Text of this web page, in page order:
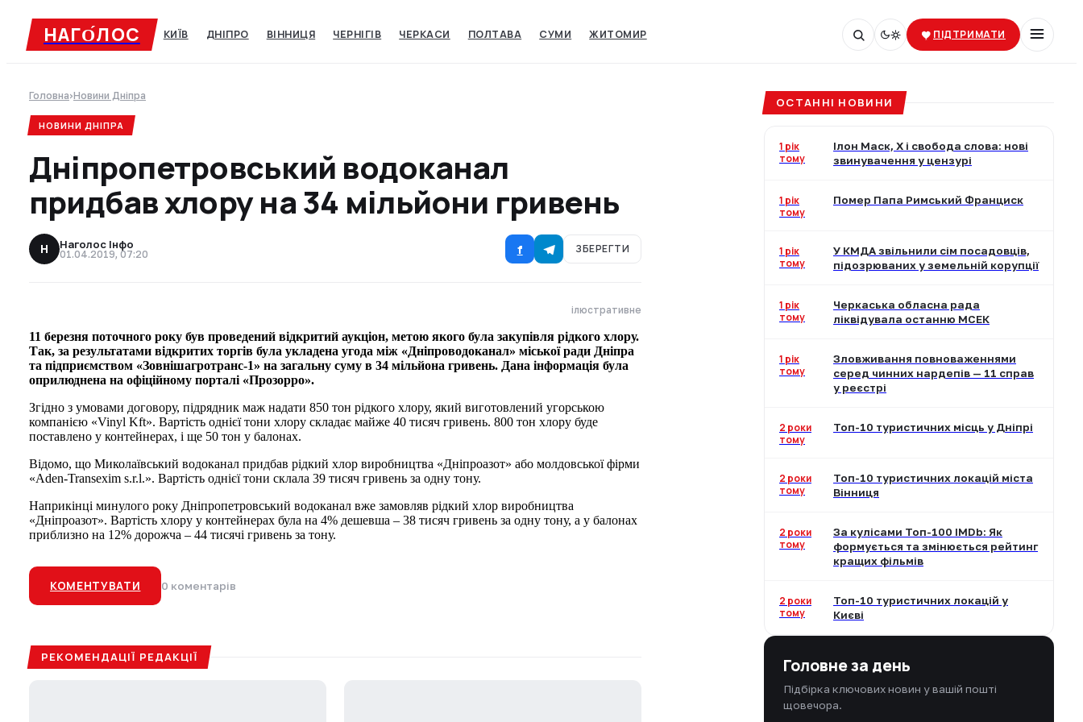
НАГО́ЛОC КИЇВ ДНІПРО ВІННИЦЯ ЧЕРНІГІВ ЧЕРКАСИ ПОЛТАВА СУМИ ЖИТОМИР ПІДТРИМАТИ
Головна›Новини Дніпра
НОВИНИ ДНІПРА
Дніпропетровський водоканал
придбав хлору на 34 мільйони гривень
Н Наголос Інфо
01.04.2019, 07:20 f ЗБЕРЕГТИ
ілюстративне
11 березня поточного року був проведений відкритий аукціон, метою якого була закупівля рідкого хлору.
Так, за результатами відкритих торгів була укладена угода між «Дніпроводоканал» міської ради Дніпра
та підприємством «Зовнішагротранс-1» на загальну суму в 34 мільйона гривень. Дана інформація була
оприлюднена на офіційному порталі «Прозорро».
Згідно з умовами договору, підрядник маж надати 850 тон рідкого хлору, який виготовлений угорською
компанією «Vinyl Kft». Вартість однієї тони хлору складає майже 40 тисяч гривень. 800 тон хлору буде
поставлено у контейнерах, і ще 50 тон у балонах.
Відомо, що Миколаївський водоканал придбав рідкий хлор виробництва «Дніпроазот» або молдовської фірми
«Aden-Transexim s.r.l.». Вартість однієї тони склала 39 тисяч гривень за одну тону.
Наприкінці минулого року Дніпропетровський водоканал вже замовляв рідкий хлор виробництва
«Дніпроазот». Вартість хлору у контейнерах була на 4% дешевша – 38 тисяч гривень за одну тону, а у балонах
приблизно на 12% дорожча – 44 тисячі гривень за тону.
КОМЕНТУВАТИ 0 коментарів
РЕКОМЕНДАЦІЇ РЕДАКЦІЇ
ОСТАННІ НОВИНИ
1 рік
тому
Ілон Маск, X і свобода слова: нові
звинувачення у цензурі
1 рік
тому
Помер Папа Римський Франциск
1 рік
тому
У КМДА звільнили сім посадовців,
підозрюваних у земельній корупції
1 рік
тому
Черкаська обласна рада
ліквідувала останню МСЕК
1 рік
тому
Зловживання повноваженнями
серед чинних нардепів — 11 справ
у реєстрі
2 роки
тому
Топ-10 туристичних місць у Дніпрі
2 роки
тому
Топ-10 туристичних локацій міста
Вінниця
2 роки
тому
За кулісами Топ-100 IMDb: Як
формується та змінюється рейтинг
кращих фільмів
2 роки
тому
Топ-10 туристичних локацій у
Києві
Головне за день
Підбірка ключових новин у вашій пошті
щовечора.